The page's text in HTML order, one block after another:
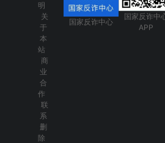
明
关
于
本
站
商
业
合
作
联
系
删
除
国家反诈中心
国家反诈中
APP